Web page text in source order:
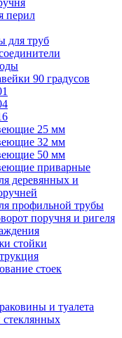
перил
для труб
90 градусов
25 мм
32 мм
50 мм
приварные
деревянных и
профильной трубы
поручня и ригеля
стойки
стоек
и туалета